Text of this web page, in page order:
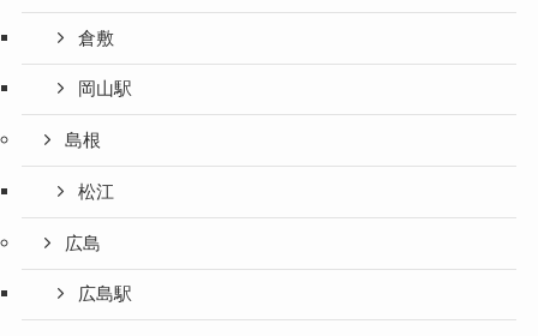
倉敷
岡山駅
島根
松江
広島
広島駅